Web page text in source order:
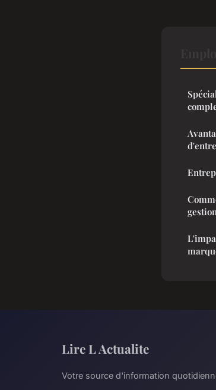
Lire L Actualite
Votre source d'information